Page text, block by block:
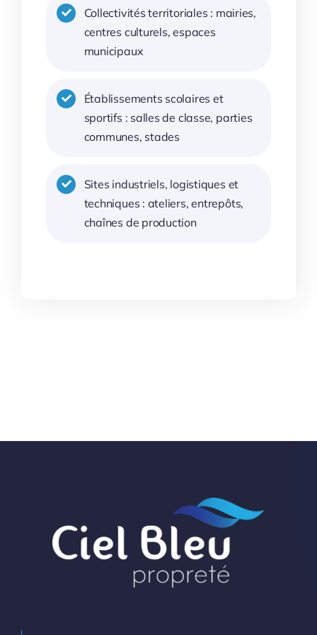
Collectivités territoriales : mairies,
centres culturels, espaces
municipaux
Établissements scolaires et
sportifs : salles de classe, parties
communes, stades
Sites industriels, logistiques et
techniques : ateliers, entrepôts,
chaînes de production